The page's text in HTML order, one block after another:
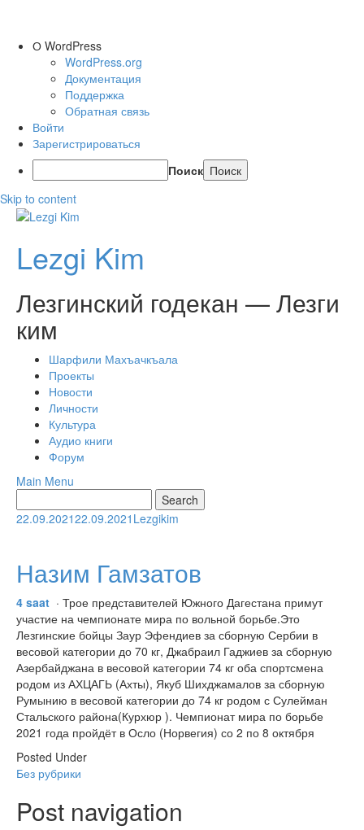
О WordPress
WordPress.org
Документация
Поддержка
Обратная связь
Войти
Зарегистрироваться
Поиск
Skip to content
Lezgi Kim
Лезгинский годекан — Лезги
ким
Шарфили Махъачкъала
Проекты
Новости
Личности
Культура
Аудио книги
Форум
Main Menu
22.09.202122.09.2021 Lezgikim
Назим Гамзатов
4 saat · Трое представителей Южного Дагестана примут
участие на чемпионате мира по вольной борьбе.Это
Лезгинские бойцы Заур Эфендиев за сборную Сербии в
весовой категории до 70 кг, Джабраил Гаджиев за сборную
Азербайджана в весовой категории 74 кг оба спортсмена
родом из АХЦАГЬ (Ахты), Якуб Шихджамалов за сборную
Румынию в весовой категории до 74 кг родом с Сулейман
Стальского района(Курхюр ). Чемпионат мира по борьбе
2021 года пройдёт в Осло (Норвегия) со 2 по 8 октября
Posted Under
Без рубрики
Post navigation